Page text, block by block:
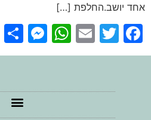
אחד יושב.החלפת […]
Facebook
Twitter
Email